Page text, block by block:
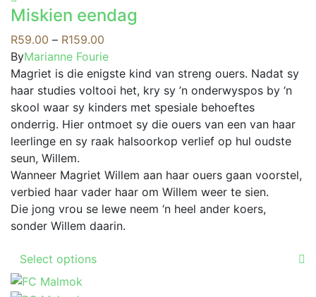
may
be
on
the
product
page
multiple
variants.
The
options
may
be
chosen
on
product
page
Miskien eendag
R59.00 – R159.00
range:
R59.00
through
R159.00
ByMarianne Fourie
Magriet is die enigste kind van streng ouers. Nadat sy
haar studies voltooi het, kry sy ’n onderwyspos by ‘n
skool waar sy kinders met spesiale behoeftes
onderrig. Hier ontmoet sy die ouers van een van haar
leerlinge en sy raak halsoorkop verlief op hul oudste
seun, Willem.
Wanneer Magriet Willem aan haar ouers gaan voorstel,
verbied haar vader haar om Willem weer te sien.
Die jong vrou se lewe neem ‘n heel ander koers,
sonder Willem daarin.
Select options